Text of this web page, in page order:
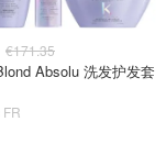
€171.35
Absolu 洗发护发套